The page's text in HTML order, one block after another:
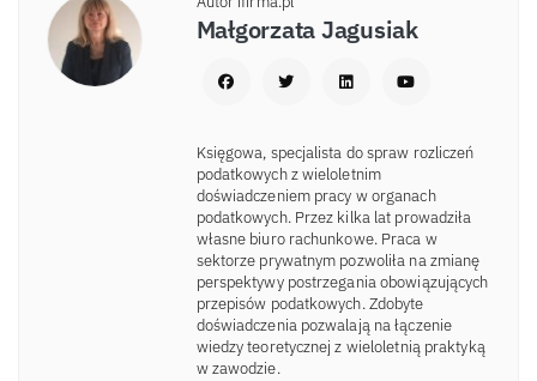
Małgorzata Jagusiak
Księgowa, specjalista do spraw rozliczeń
podatkowych z wieloletnim
doświadczeniem pracy w organach
podatkowych. Przez kilka lat prowadziła
własne biuro rachunkowe. Praca w
sektorze prywatnym pozwoliła na zmianę
perspektywy postrzegania obowiązujących
przepisów podatkowych. Zdobyte
doświadczenia pozwalają na łączenie
wiedzy teoretycznej z wieloletnią praktyką
w zawodzie.